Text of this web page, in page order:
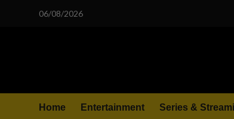
06/08/2026
Home Entertainment Series &